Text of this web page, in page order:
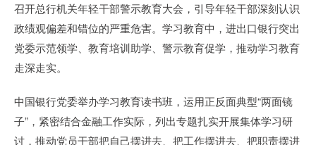
召开总行机关年轻干部警示教育大会，引导年轻干部深刻认识
政绩观偏差和错位的严重危害。学习教育中，进出口银行突出
党委示范领学、教育培训助学、警示教育促学，推动学习教育
走深走实。
中国银行党委举办学习教育读书班，运用正反面典型“两面镜
子”，紧密结合金融工作实际，列出专题扎实开展集体学习研
讨，推动党员干部把自己摆进去、把工作摆进去、把职责摆进